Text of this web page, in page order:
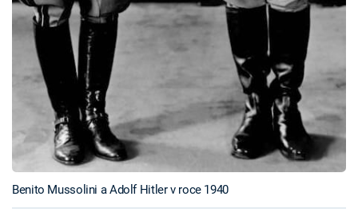
Benito Mussolini a Adolf Hitler v roce 1940